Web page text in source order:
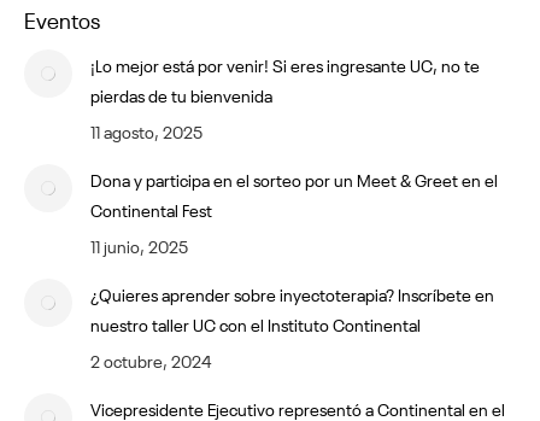
Eventos
¡Lo mejor está por venir! Si eres ingresante UC, no te
pierdas de tu bienvenida
11 agosto, 2025
Dona y participa en el sorteo por un Meet & Greet en el
Continental Fest
11 junio, 2025
¿Quieres aprender sobre inyectoterapia? Inscríbete en
nuestro taller UC con el Instituto Continental
2 octubre, 2024
Vicepresidente Ejecutivo representó a Continental en el